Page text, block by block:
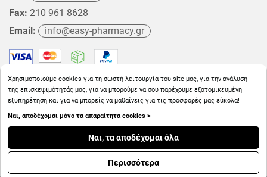
Fax: 210 961 8628
Email:
info@easy-pharmacy.gr
Copyright © 2026EasyPharmacy.gr
Χρησιμοποιούμε cookies για τη σωστή λειτουργία του site μας, για την ανάλυση
της επισκεψιμότητάς μας, για να μπορούμε να σου παρέχουμε εξατομικευμένη
εξυπηρέτηση και για να μπορείς να μαθαίνεις για τις προσφορές μας εύκολα!
Ναι, αποδέχομαι μόνο τα απαραίτητα cookies >
Ναι, τα αποδέχομαι όλα
Περισσότερα